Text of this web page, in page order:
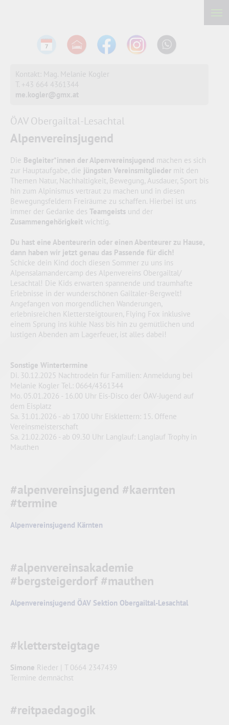
Kontakt: Mag. Melanie Kogler
T. ‭+43 664 4361344‬
me.kogler@gmx.at
ÖAV Obergailtal-Lesachtal
Alpenvereinsjugend
Die Begleiter*innen der Alpenvereinsjugend machen es sich
zur Hauptaufgabe, die jüngsten Vereinsmitglieder mit den
Themen Natur, Nachhaltigkeit, Bewegung, Ausdauer, Sport bis
hin zum Alpinismus vertraut zu machen und in diesen
Bewegungsfeldern Freiräume zu schaffen. Hierbei ist uns
immer der Gedanke des Teamgeists und der
Zusammengehörigkeit wichtig.
Du hast eine Abenteurerin oder einen Abenteurer zu Hause,
dann haben wir jetzt genau das Passende für dich!
Schicke dein Kind doch diesen Sommer zu uns ins
Alpensalamandercamp des Alpenvereins Obergailtal/
Lesachtal! Die Kids erwarten spannende und traumhafte
Erlebnisse in der wunderschönen Gailtaler-Bergwelt!
Angefangen von morgendlichen Wanderungen,
erlebnisreichen Klettersteigtouren, Flying Fox inklusive
einem Sprung ins kühle Nass bis hin zu gemütlichen und
lustigen Abenden am Lagerfeuer, ist alles dabei!
Sonstige Wintertermine
Di. 30.12.2025 Nachtrodeln für Familien: Anmeldung bei
Melanie Kogler Tel.: 0664/4361344
Mo. 05.01.2026 - 16.00 Uhr Eis-Disco der ÖAV-Jugend auf
dem Eisplatz
Sa. 31.01.2026 - ab 17.00 Uhr Eisklettern: 15. Offene
Vereinsmeisterschaft
Sa. 21.02.2026 - ab 09.30 Uhr Langlauf: Langlauf Trophy in
Mauthen
#alpenvereinsjugend #kaernten
#termine
Alpenvereinsjugend Kärnten
#alpenvereinsakademie
#bergsteigerdorf #mauthen
Alpenvereinsjugend ÖAV Sektion Obergailtal-Lesachtal
#klettersteigtage
Simone Rieder | T 0664 2347439
Termine demnächst
#reitpaedagogik